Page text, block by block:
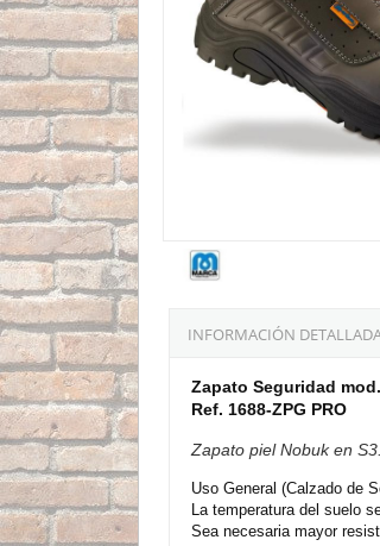
INFORMACIÓN
Zapato Seguridad
Ref. 1688-ZPG PRO
Zapato piel Nobuk en
Uso General (Calzado de
La temperatura del suelo
Sea necesaria mayor